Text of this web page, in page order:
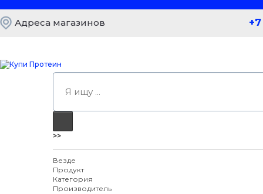
Адреса магазинов
>>
Везде
Продукт
Категория
Производитель